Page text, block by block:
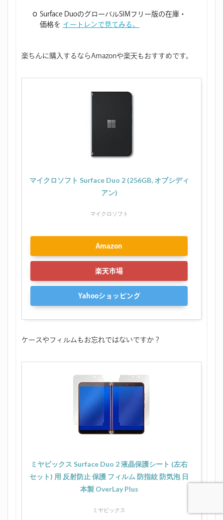
Surface DuoのグローバルSIMフリー版の在庫・
価格を イートレンで見てみる。
楽ちんに購入するならAmazonや楽天もおすすめです。
マイクロソフト Surface Duo 2 (256GB, オブシディ
アン)
マイクロソフト
Amazon
楽天市場
Yahooショッピング
ケースやフィルムもお忘れではないですか？
ミヤビックス Surface Duo 2 液晶保護シート (左右
セット) 用 反射防止 保護 フィルム 防指紋 防気泡 日
本製 OverLay Plus
ミヤビックス